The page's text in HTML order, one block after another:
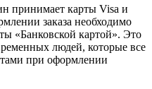
принимает карты Visa и
заказа необходимо
«Банковской картой». Это
людей, которые все
при оформлении